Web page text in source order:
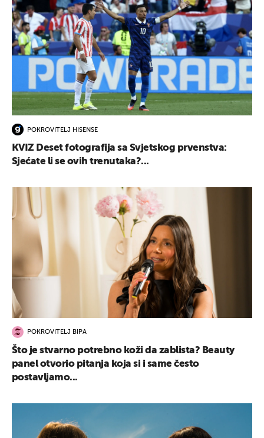
POKROVITELJ HISENSE
KVIZ Deset fotografija sa Svjetskog prvenstva:
Sjećate li se ovih trenutaka?...
POKROVITELJ BIPA
Što je stvarno potrebno koži da zablista? Beauty
panel otvorio pitanja koja si i same često
postavljamo...